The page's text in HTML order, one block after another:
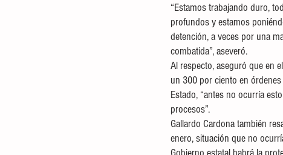
“Estamos trabajando duro,
profundos y estamos
detención, a veces por una
combatida”, aseveró.
Al respecto, aseguró que en
un 300 por ciento en
Estado, “antes no ocurría
procesos”.
Gallardo Cardona también
enero, situación que no